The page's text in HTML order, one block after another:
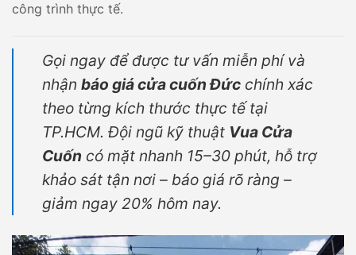
công trình thực tế.
Gọi ngay để được tư vấn miễn phí và
nhận báo giá cửa cuốn Đức chính xác
theo từng kích thước thực tế tại
TP.HCM. Đội ngũ kỹ thuật Vua Cửa
Cuốn có mặt nhanh 15–30 phút, hỗ trợ
khảo sát tận nơi – báo giá rõ ràng –
giảm ngay 20% hôm nay.